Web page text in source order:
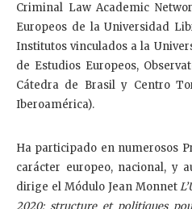
Criminal Law Academic
Europeos de la Universidad
Institutos vinculados a la
de Estudios Europeos,
Cátedra de Brasil y Centro
Iberoamérica).
Ha participado en numerosos
carácter europeo, nacional, y
dirige el Módulo Jean Monnet
2020: structure et politiques